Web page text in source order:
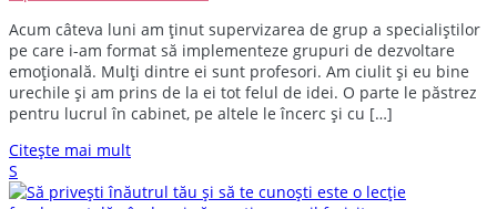
Acum câteva luni am ținut supervizarea de grup a specialiștilor
pe care i-am format să implementeze grupuri de dezvoltare
emoțională. Mulți dintre ei sunt profesori. Am ciulit și eu bine
urechile și am prins de la ei tot felul de idei. O parte le păstrez
pentru lucrul în cabinet, pe altele le încerc și cu […]
Citește mai mult
S